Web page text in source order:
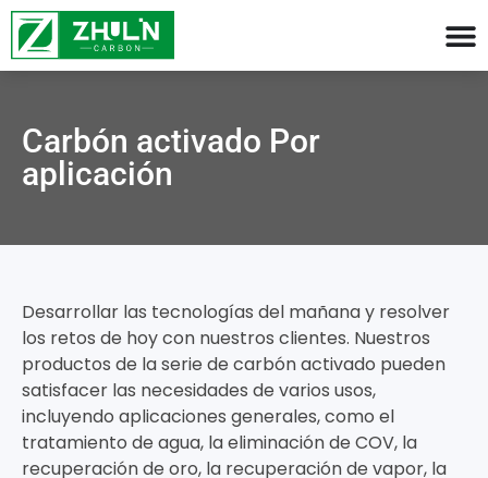
Carbón activado Por
aplicación
Desarrollar las tecnologías del mañana y resolver
los retos de hoy con nuestros clientes. Nuestros
productos de la serie de carbón activado pueden
satisfacer las necesidades de varios usos,
incluyendo aplicaciones generales, como el
tratamiento de agua, la eliminación de COV, la
recuperación de oro, la recuperación de vapor, la